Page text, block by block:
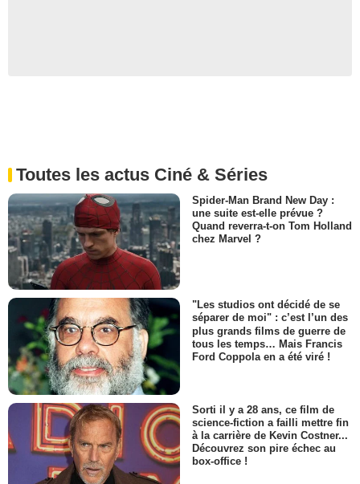
Toutes les actus Ciné & Séries
Spider-Man Brand New Day :
une suite est-elle prévue ?
Quand reverra-t-on Tom Holland
chez Marvel ?
"Les studios ont décidé de se
séparer de moi" : c’est l’un des
plus grands films de guerre de
tous les temps… Mais Francis
Ford Coppola en a été viré !
Sorti il y a 28 ans, ce film de
science-fiction a failli mettre fin
à la carrière de Kevin Costner...
Découvrez son pire échec au
box-office !